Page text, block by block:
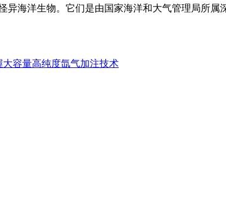
异海洋生物。它们是由国家海洋和大气管理局所
大容量高纯度氙气加注技术